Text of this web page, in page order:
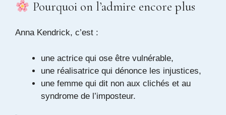
Pourquoi on l’admire encore plus
Anna Kendrick, c’est :
une actrice qui ose être vulnérable,
une réalisatrice qui dénonce les injustices,
une femme qui dit non aux clichés et au
syndrome de l’imposteur.